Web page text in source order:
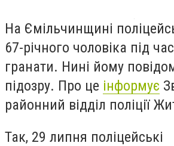
На Ємільчинщині
67-річного чоловіка під
гранати. Нині йому
підозру. Про це інформує
районний відділ поліції
Так, 29 липня поліцейські